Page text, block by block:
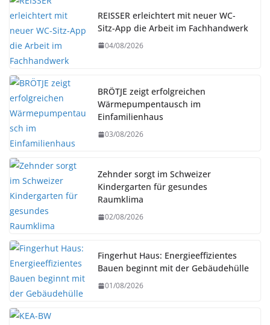
REISSER erleichtert mit neuer WC-
Sitz-App die Arbeit im Fachhandwerk
04/08/2026
BRÖTJE zeigt erfolgreichen
Wärmepumpentausch im
Einfamilienhaus
03/08/2026
Zehnder sorgt im Schweizer
Kindergarten für gesundes
Raumklima
02/08/2026
Fingerhut Haus: Energieeffizientes
Bauen beginnt mit der Gebäudehülle
01/08/2026